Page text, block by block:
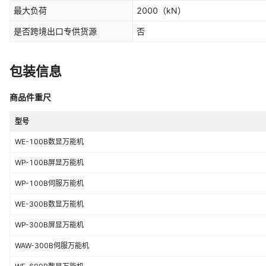
最大负荷 2000 （kN）
是否跨境出口专供货源 否
包装信息
商品件重尺
型号
WE-100B数显万能机
WP-100B屏显万能机
WP-100B伺服万能机
WE-300B数显万能机
WP-300B屏显万能机
WAW-300B伺服万能机